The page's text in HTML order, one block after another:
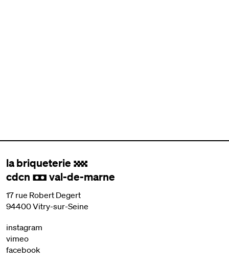
la briqueterie .
cdcn , val-de-marne
17 rue Robert Degert
94400 Vitry-sur-Seine
instagram
vimeo
facebook